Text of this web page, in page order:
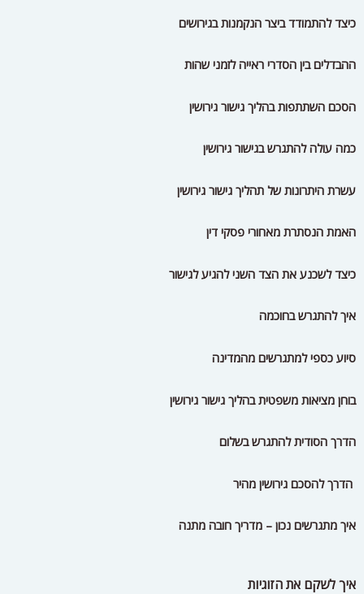
כיצד להתמודד ביצר הנקמנות בגירושים
ההבדלים בין הסדרי ראייה לזמני שהות
הסכם השתתפות בהליך גישור גירושין
כמה עולה להתגרש בגישור גירושין
עשרת היתרונות של תהליך גישור גירושין
האמת הנסתרת מאחורי פסקי דין
כיצד לשכנע את הצד השני להגיע לגישור
איך להתגרש בחוכמה
סיוע כספי למתגרשים מהמדינה
בוחן מציאות משפטית בהליך גישור גירושין
הדרך הסודית להתגרש בשלום
הדרך להסכם גירושין מהיר
איך מתגרשים נכון – מדריך חובה מתנה
איך לשקם את הזוגיות